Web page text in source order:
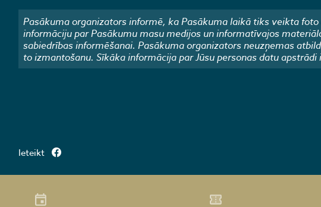
Pasākuma organizators informē, ka Pasākuma laikā tiks veikta
informāciju par Pasākumu masu medijos un informatīvajos
sabiedrības informēšanai. Pasākuma organizators neuzņemas
to izmantošanu. Sīkāka informācija par Jūsu personas datu apstrādi
Ieteikt